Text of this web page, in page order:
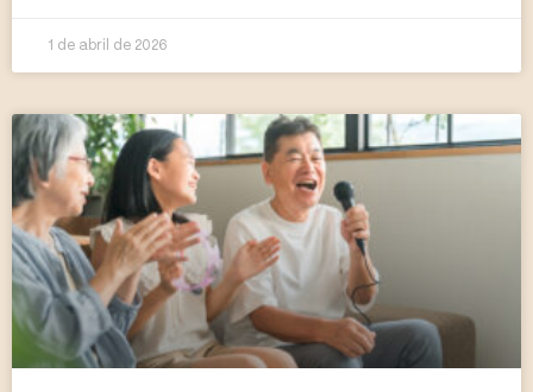
1 de abril de 2026